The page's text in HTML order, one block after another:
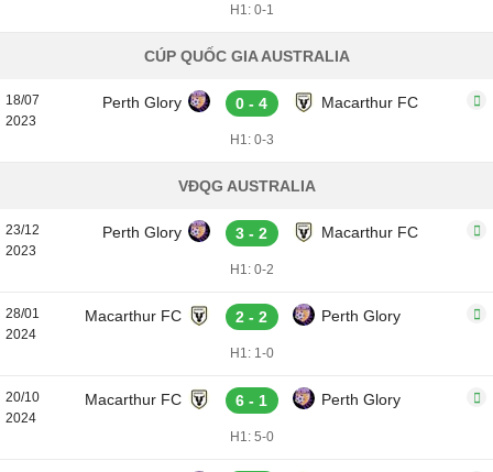
H1: 0-1
CÚP QUỐC GIA AUSTRALIA
18/07
2023
Perth Glory 0 - 4 Macarthur FC
H1: 0-3
VĐQG AUSTRALIA
23/12
2023
Perth Glory 3 - 2 Macarthur FC
H1: 0-2
28/01
2024
Macarthur FC 2 - 2 Perth Glory
H1: 1-0
20/10
2024
Macarthur FC 6 - 1 Perth Glory
H1: 5-0